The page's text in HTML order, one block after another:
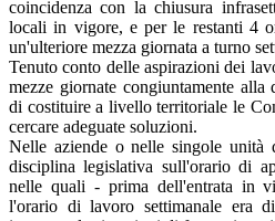
coincidenza con la chiusura
locali in vigore, e per le restanti 4
un'ulteriore mezza giornata a turno
Tenuto conto delle aspirazioni dei
mezze giornate congiuntamente
di costituire a livello territoriale le
cercare adeguate soluzioni.
Nelle aziende o nelle singole unità
disciplina legislativa sull'orario di
nelle quali - prima dell'entrata in
l'orario di lavoro settimanale era